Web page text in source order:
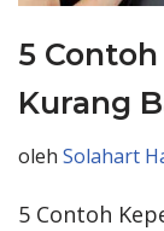
5
Kurang
oleh Solahart
5 Contoh